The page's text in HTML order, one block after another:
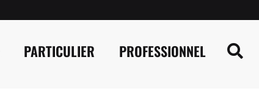
PARTICULIER PROFESSIONNEL